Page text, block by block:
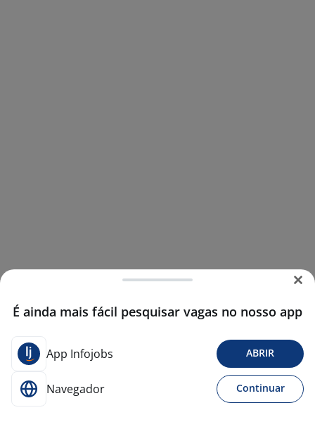
É ainda mais fácil pesquisar vagas no nosso app
App Infojobs ABRIR
Navegador Continuar